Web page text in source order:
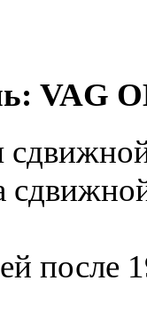
VAG
после